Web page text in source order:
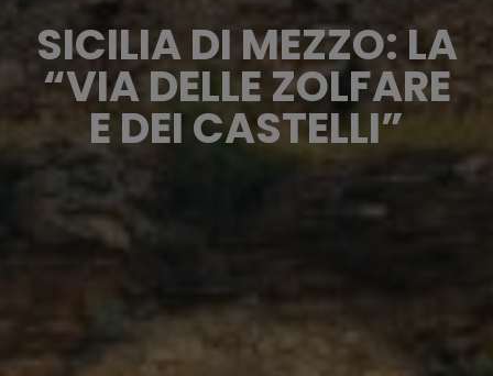
SICILIA DI MEZZO: LA
“VIA DELLE ZOLFARE
E DEI CASTELLI”